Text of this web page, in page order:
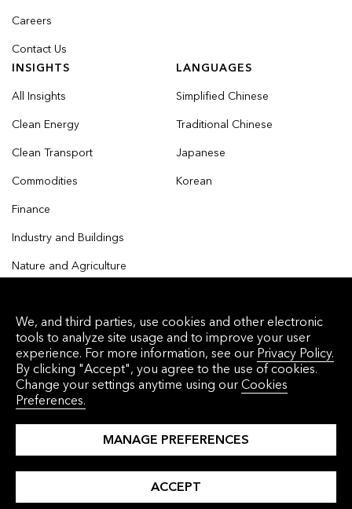
Careers
Contact Us
INSIGHTS
All Insights
Clean Energy
Clean Transport
Commodities
Finance
Industry and Buildings
Nature and Agriculture
LANGUAGES
Simplified Chinese
Traditional Chinese
Japanese
Korean
© 2026 Bloomberg Finance L.P. All rights reserved.
Privacy Policy Terms of Service Disclaimer
Cookie Preferences
We, and third parties, use cookies and other electronic
tools to analyze site usage and to improve your user
experience. For more information, see our Privacy Policy.
By clicking "Accept", you agree to the use of cookies.
Change your settings anytime using ourCookies
Preferences.
MANAGE PREFERENCES
ACCEPT